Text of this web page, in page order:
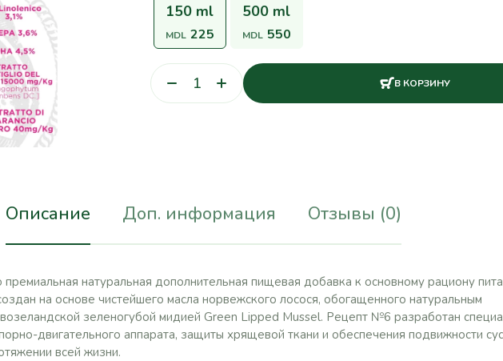
150 ml
MDL 225
500 ml
MDL 550
В КОРЗИНУ
Описание Доп. информация Отзывы (0)
натуральная дополнительная пищевая добавка к основному рациону
на основе чистейшего масла норвежского лосося, обогащенного натуральным
зеленогубой мидией Green Lipped Mussel. Рецепт №6 разработан
двигательного аппарата, защиты хрящевой ткани и обеспечения подвижности
всей жизни.